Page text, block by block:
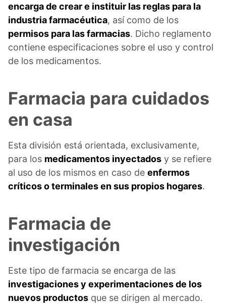
encarga de crear e instituir las reglas para la
industria farmacéutica, así como de los
permisos para las farmacias. Dicho reglamento
contiene especificaciones sobre el uso y control
de los medicamentos.
Farmacia para cuidados
en casa
Esta división está orientada, exclusivamente,
para los medicamentos inyectados y se refiere
al uso de los mismos en caso de enfermos
críticos o terminales en sus propios hogares.
Farmacia de
investigación
Este tipo de farmacia se encarga de las
investigaciones y experimentaciones de los
nuevos productos que se dirigen al mercado.